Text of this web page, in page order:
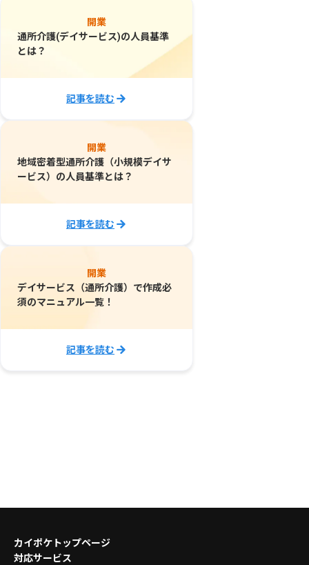
開業
通所介護(デイサービス)の人員基準
とは？
記事を読む
開業
地域密着型通所介護（小規模デイサ
ービス）の人員基準とは？
記事を読む
開業
デイサービス（通所介護）で作成必
須のマニュアル一覧！
記事を読む
カイポケトップページ
対応サービス